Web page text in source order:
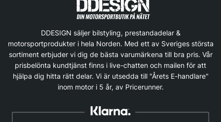
DDESIGN säljer bilstyling, prestandadelar &
motorsportprodukter i hela Norden. Med ett av Sveriges största
sortiment erbjuder vi dig de bästa varumärkena till bra pris. Vår
prisbelönta kundtjänst finns i live-chatten och mailen för att
hjälpa dig hitta rätt delar. Vi är utsedda till "Årets E-handlare"
inom motor i 5 år, av Pricerunner.